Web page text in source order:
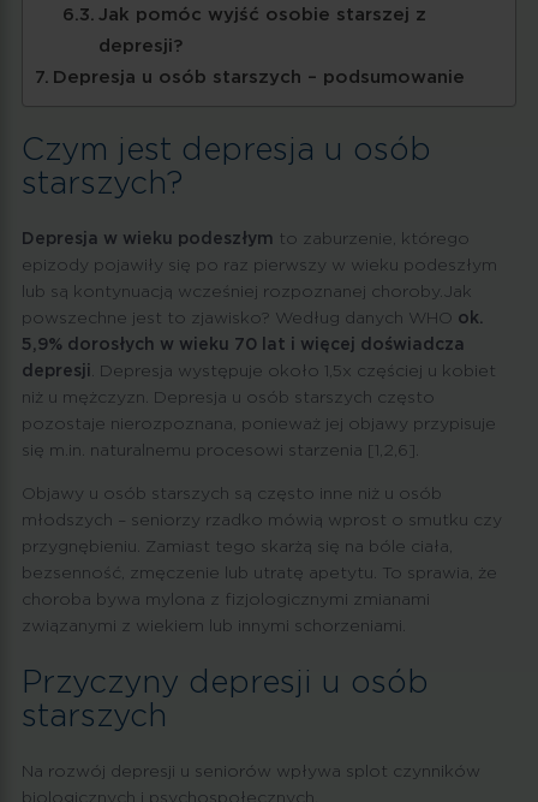
Jak pomóc wyjść osobie starszej z
depresji?
Depresja u osób starszych – podsumowanie
Czym jest depresja u osób
starszych?
Depresja w wieku podeszłym to zaburzenie, którego
epizody pojawiły się po raz pierwszy w wieku podeszłym
lub są kontynuacją wcześniej rozpoznanej choroby.Jak
powszechne jest to zjawisko? Według danych WHO ok.
5,9% dorosłych w wieku 70 lat i więcej doświadcza
depresji. Depresja występuje około 1,5x częściej u kobiet
niż u mężczyzn. Depresja u osób starszych często
pozostaje nierozpoznana, ponieważ jej objawy przypisuje
się m.in. naturalnemu procesowi starzenia [1,2,6].
Objawy u osób starszych są często inne niż u osób
młodszych – seniorzy rzadko mówią wprost o smutku czy
przygnębieniu. Zamiast tego skarżą się na bóle ciała,
bezsenność, zmęczenie lub utratę apetytu. To sprawia, że
choroba bywa mylona z fizjologicznymi zmianami
związanymi z wiekiem lub innymi schorzeniami.
Przyczyny depresji u osób
starszych
Na rozwój depresji u seniorów wpływa splot czynników